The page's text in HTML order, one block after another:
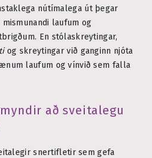
nútímalega út þegar
laufum og
En stólaskreytingar,
og skreytingar við ganginn njóta
laufum og vínvið sem falla
að sveitalegu
snertifletir sem gefa